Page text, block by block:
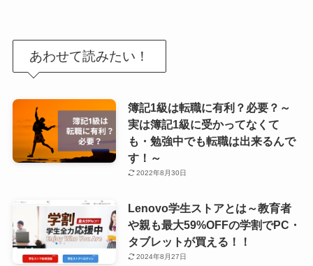
あわせて読みたい！
簿記1級は転職に有利？必要？～
実は簿記1級に受かってなくて
も・勉強中でも転職は出来るんで
す！～
2022年8月30日
Lenovo学生ストアとは～教育者
や親も最大59%OFFの学割でPC・
タブレットが買える！！
2024年8月27日